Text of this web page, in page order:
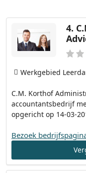
4.
C.M. Korthof
accountantsbedrijf
opgericht op 14-03-
Werkgebied
Bezoek